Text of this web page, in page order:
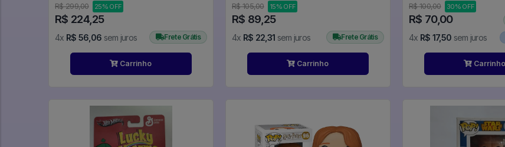
R$ 299,00 25% OFF
R$ 224,25
4x R$ 56,06 sem juros Frete Grátis
Carrinho
R$ 105,00 15% OFF
R$ 89,25
4x R$ 22,31 sem juros Frete Grátis
Carrinho
R$ 100,00 30% OFF
R$ 70,00
4x R$ 17,50 sem juros
Carrinho